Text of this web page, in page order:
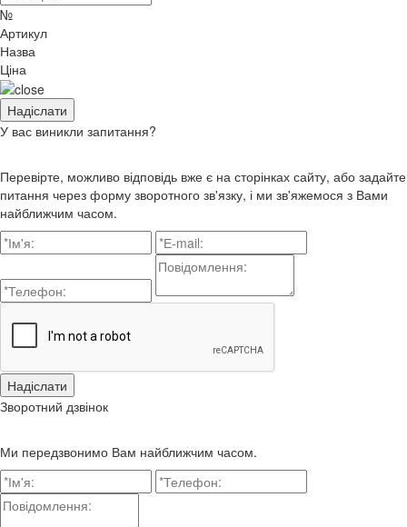
№
Артикул
Назва
Ціна
У вас виникли запитання?
Перевірте, можливо відповідь вже є на сторінках сайту, або задайте
питання через форму зворотного зв'язку, і ми зв'яжемося з Вами
найближчим часом.
Зворотний дзвінок
Ми передзвонимо Вам найближчим часом.